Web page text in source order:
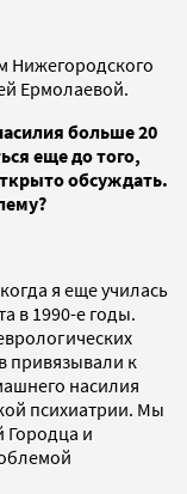
Нижегородского
Ермолаевой.
больше 20
еще до того,
обсуждать.
я еще училась
в 1990-е годы.
привязывали к
насилия
психиатрии. Мы
Городца и